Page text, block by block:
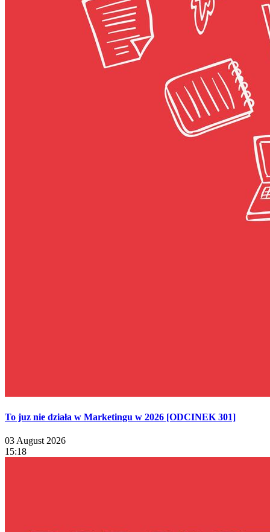
To juz nie działa w Marketingu w 2026 [ODCINEK 301]
03 August 2026
15:18